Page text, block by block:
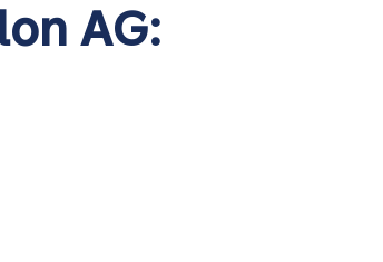
AG: